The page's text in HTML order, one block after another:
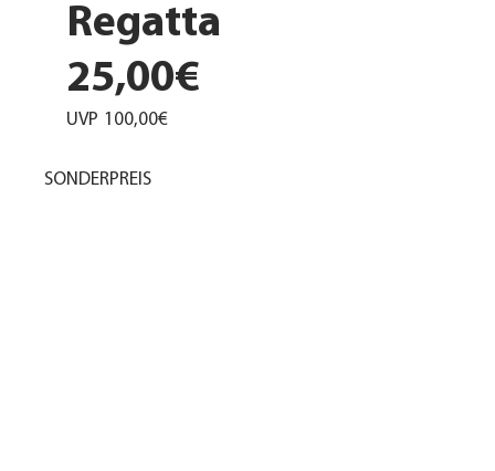
Regatta
25,00€
UVP 100,00€
SONDERPREIS